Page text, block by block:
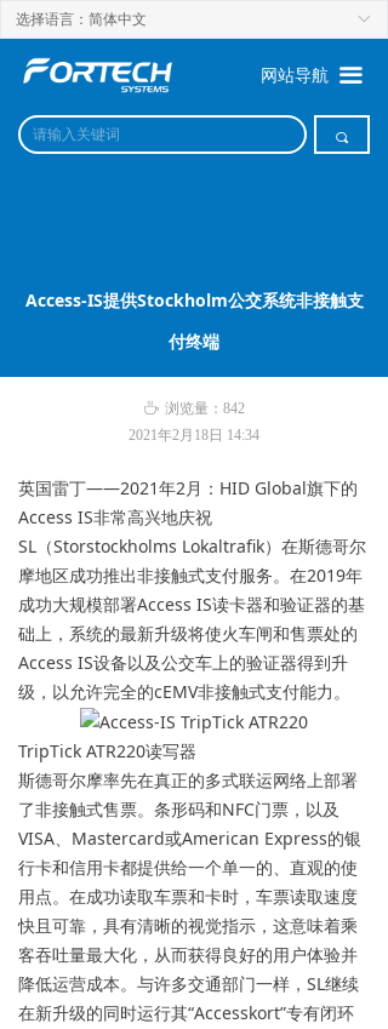
끠
끀
网站导航
ꀅ
选择语言：简体中文
Access-IS提供Stockholm公交系统非接触支
付终端
英国雷丁——2021年2月：HID Global旗下的
Access IS非常高兴地庆祝
SL（Storstockholms Lokaltrafik）在斯德哥尔
摩地区成功推出非接触式支付服务。在2019年
成功大规模部署Access IS读卡器和验证器的基
础上，系统的最新升级将使火车闸和售票处的
Access IS设备以及公交车上的验证器得到升
级，以允许完全的cEMV非接触式支付能力。
TripTick ATR220读写器
斯德哥尔摩率先在真正的多式联运网络上部署
了非接触式售票。条形码和NFC门票，以及
VISA、Mastercard或American Express的银
行卡和信用卡都提供给一个单一的、直观的使
用点。在成功读取车票和卡时，车票读取速度
快且可靠，具有清晰的视觉指示，这意味着乘
客吞吐量最大化，从而获得良好的用户体验并
降低运营成本。与许多交通部门一样，SL继续
在新升级的同时运行其“Accesskort”专有闭环
2021年2月18日 14:34
ꄘ 浏览量： 842